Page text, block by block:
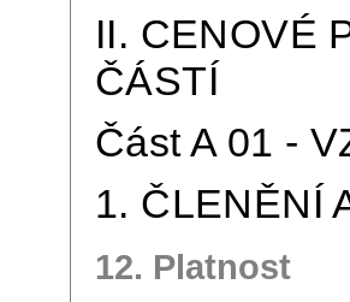
II. CENOVÉ
ČÁSTÍ
Část A 01 -
1. ČLENĚNÍ
12. Platnost